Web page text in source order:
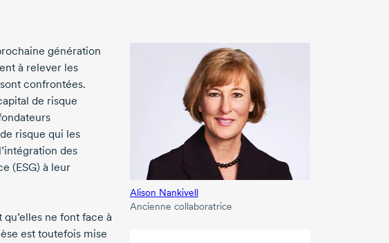
Alison Nankivell
Ancienne collaboratrice
génération
à relever les
confrontées.
de risque
risque qui les
des
(ESG) à leur
ne font face à
est toutefois mise